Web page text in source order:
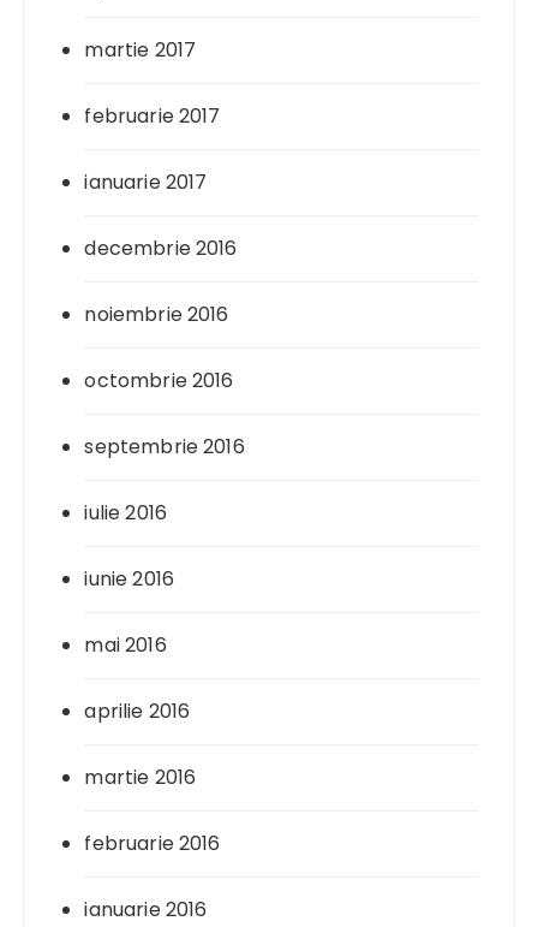
martie 2017
februarie 2017
ianuarie 2017
decembrie 2016
noiembrie 2016
octombrie 2016
septembrie 2016
iulie 2016
iunie 2016
mai 2016
aprilie 2016
martie 2016
februarie 2016
ianuarie 2016